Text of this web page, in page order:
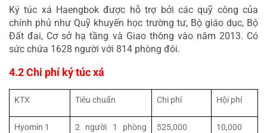
Ký túc xá Haengbok được hỗ trợ bởi các quỹ công của
chính phủ như Quỹ khuyến học trường tư, Bộ giáo dục, Bộ
Đất đai, Cơ sở hạ tầng và Giao thông vào năm 2013. Có
sức chứa 1628 người với 814 phòng đôi.
4.2 Chi phí ký túc xá
KTX Tiêu chuẩn Chi phí Hội phí
Hyomin 1
2 người 1 phòng
525,000
10,000